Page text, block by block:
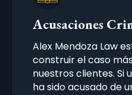
Acusaciones
Alex Mendoza Law
construir el caso
nuestros clientes. Si
ha sido acusado de